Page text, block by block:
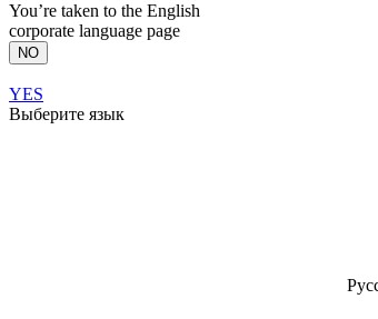
You’re taken to the English
corporate language page
NO
YES
Выберите язык